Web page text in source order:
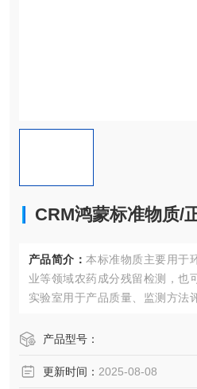
CRM鸿蒙标准物质/
产品简介： 本标准物质主要用于
业等领域农药成分残留检测，也
实验室用于产品质量、监测方法
产品型号：
更新时间： 2025-08-08